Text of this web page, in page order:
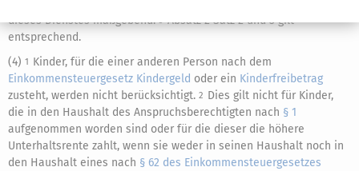
dieses Dienstes maßgebend.3 Absatz 2 Satz 2 und 3 gilt
entsprechend.
(4) 1 Kinder, für die einer anderen Person nach dem
Einkommensteuergesetz Kindergeld oder ein Kinderfreibetrag
zusteht, werden nicht berücksichtigt. 2 Dies gilt nicht für Kinder,
die in den Haushalt des Anspruchsberechtigten nach § 1
aufgenommen worden sind oder für die dieser die höhere
Unterhaltsrente zahlt, wenn sie weder in seinen Haushalt noch in
den Haushalt eines nach § 62 des Einkommensteuergesetzes